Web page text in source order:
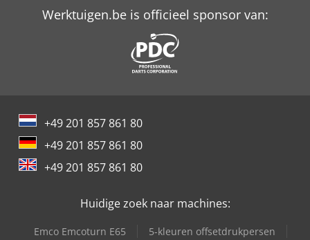
Trailer And Tools
Werktuigen.be is officieel sponsor van:
+49 201 857 861 80
+49 201 857 861 80
+49 201 857 861 80
Huidige zoek naar machines:
Emco Emcoturn E65
5-kleuren offsetdrukpersen